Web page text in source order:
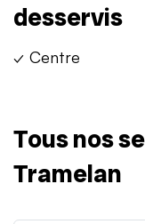
desservis
✓ Centre
Tous nos
Tramelan